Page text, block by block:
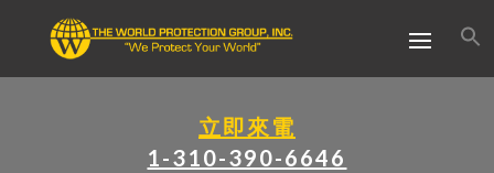
立即來電
1-310-390-6646